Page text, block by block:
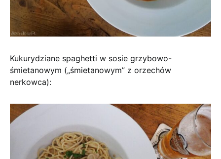
Kukurydziane spaghetti w sosie grzybowo-
śmietanowym („śmietanowym” z orzechów
nerkowca):